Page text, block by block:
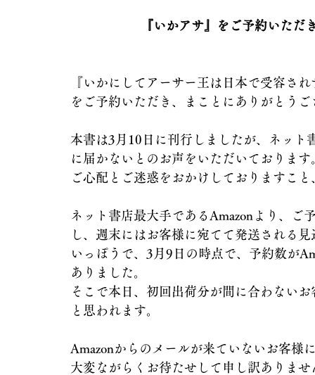
『いかアサ』をご予約いただ
『いかにしてアーサー王は日本で受容さ
をご予約いただき、まことにありがとうご
本書は3月10日に刊行しましたが、ネット
に届かないとのお声をいただいております
ご心配とご迷惑をおかけしておりますこ
ネット書店最大手であるAmazonより、ご
し、週末にはお客様に宛てて発送される
いっぽうで、3月9日の時点で、予約数が
ありました。
そこで本日、初回出荷分が間に合わない
と思われます。
Amazonからのメールが来ていないお客様
大変ながらくお待たせして申し訳ありま